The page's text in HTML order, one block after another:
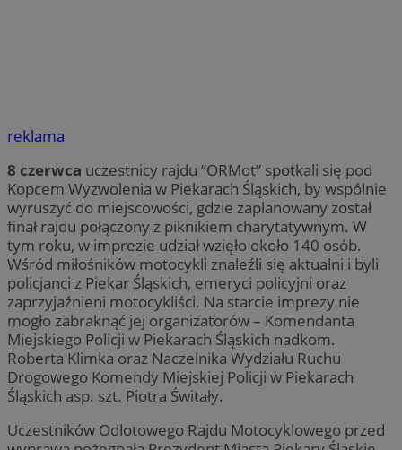
reklama
8 czerwca uczestnicy rajdu “ORMot” spotkali się pod
Kopcem Wyzwolenia w Piekarach Śląskich, by wspólnie
wyruszyć do miejscowości, gdzie zaplanowany został
finał rajdu połączony z piknikiem charytatywnym. W
tym roku, w imprezie udział wzięło około 140 osób.
Wśród miłośników motocykli znaleźli się aktualni i byli
policjanci z Piekar Śląskich, emeryci policyjni oraz
zaprzyjaźnieni motocykliści. Na starcie imprezy nie
mogło zabraknąć jej organizatorów – Komendanta
Miejskiego Policji w Piekarach Śląskich nadkom.
Roberta Klimka oraz Naczelnika Wydziału Ruchu
Drogowego Komendy Miejskiej Policji w Piekarach
Śląskich asp. szt. Piotra Świtały.
Uczestników Odlotowego Rajdu Motocyklowego przed